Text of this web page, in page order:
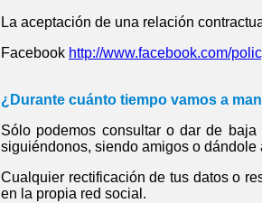
La aceptación de una relación
Facebook http://www.facebook.com/
¿Durante cuánto tiempo vamos a
Sólo podemos consultar o dar de
siguiéndonos, siendo amigos o dándole
Cualquier rectificación de tus datos o
en la propia red social.